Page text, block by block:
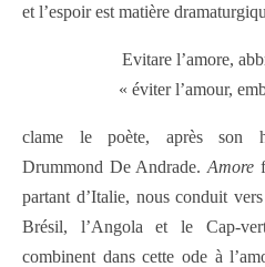
et l’espoir est matière
Evitare l’amore,
« éviter l’amour,
clame le poète, après son
Drummond De Andrade. Amore
partant d’Italie, nous conduit
Brésil, l’Angola et le Cap-
combinent dans cette ode à